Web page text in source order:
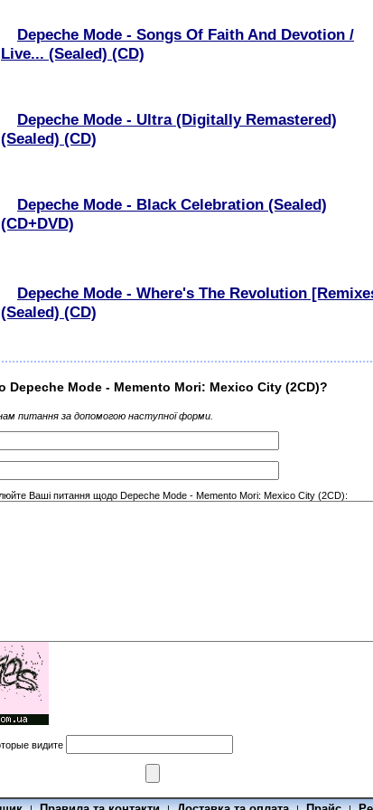
Depeche Mode - Songs Of Faith And Devotion /
Live... (Sealed) (CD)
Depeche Mode - Ultra (Digitally Remastered)
(Sealed) (CD)
Depeche Mode - Black Celebration (Sealed)
(CD+DVD)
Depeche Mode - Where's The Revolution
(Sealed) (CD)
Depeche Mode - Memento Mori: Mexico City (2CD)?
питання за допомогою наступної форми.
Ваші питання щодо Depeche Mode - Memento Mori: Mexico City (2CD):
видите